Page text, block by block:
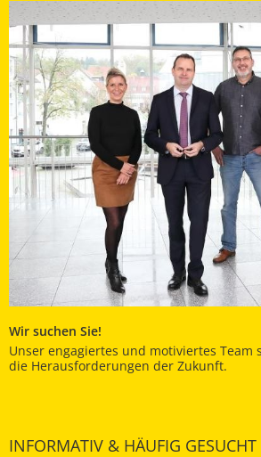
Wir suchen Sie!
Unser engagiertes und motiviertes Team
die Herausforderungen der Zukunft.
INFORMATIV & HÄUFIG GESUCHT